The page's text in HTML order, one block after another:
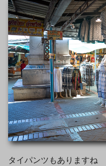
タイパンツもありますね